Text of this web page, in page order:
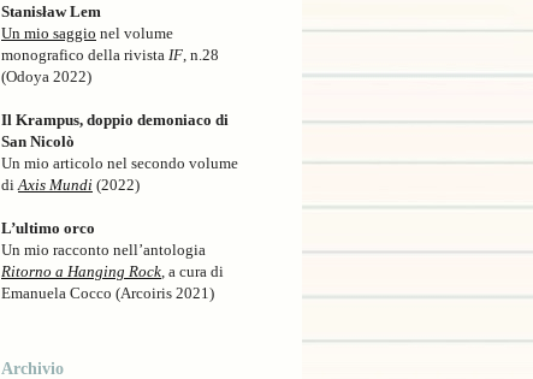
Stanisław Lem
Un mio saggio nel volume
monografico della rivista IF , n.28
(Odoya 2022)
Il Krampus, doppio demoniaco di
San Nicolò
Un mio articolo nel secondo volume
di Axis Mundi (2022)
L’ultimo orco
Un mio racconto nell’antologia
Ritorno a Hanging Rock , a cura di
Emanuela Cocco (Arcoiris 2021)
Archivio